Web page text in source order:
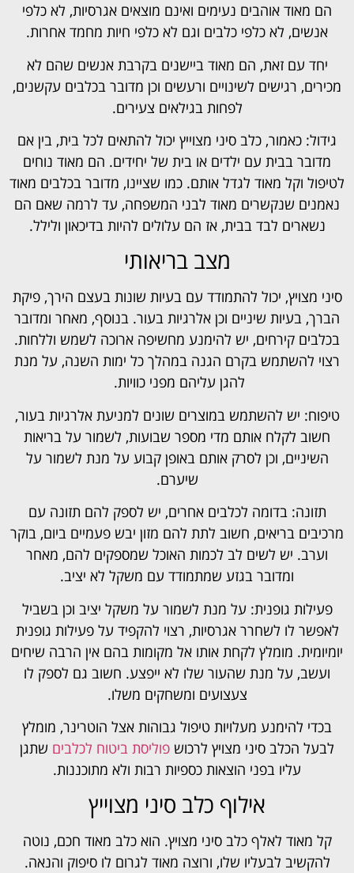
הם מאוד אוהבים נעימים ואינם מוצאים אגרסיות, לא כלפי
אנשים, לא כלפי כלבים וגם לא כלפי חיות מחמד אחרות.
יחד עם זאת, הם מאוד ביישנים בקרבת אנשים שהם לא
מכירים, רגישים לשינויים ורעשים וכן מדובר בכלבים עקשנים,
לפחות בגילאים צעירים.
גידול: כאמור, כלב סיני מצוייץ יכול להתאים לכל בית, בין אם
מדובר בבית עם ילדים או בית של יחידים. הם מאוד נוחים
לטיפול וקל מאוד לגדל אותם. כמו שציינו, מדובר בכלבים מאוד
נאמנים שנקשרים מאוד לבני המשפחה, עד לרמה שאם הם
נשארים לבד בבית, אז הם עלולים להיות בדיכאון ולילל.
מצב בריאותי
סיני מצויץ, יכול להתמודד עם בעיות שונות בעצם הירך, פיקת
הברך, בעיות שיניים וכן אלרגיות בעור. בנוסף, מאחר ומדובר
בכלבים קירחים, יש להימנע מחשיפה ארוכה לשמש וללחות.
רצוי להשתמש בקרם הגנה במהלך כל ימות השנה, על מנת
להגן עליהם מפני כוויות.
טיפוח: יש להשתמש במוצרים שונים למניעת אלרגיות בעור,
חשוב לקלח אותם מדי מספר שבועות, לשמור על בריאות
השיניים, וכן לסרק אותם באופן קבוע על מנת לשמור על
שיערם.
תזונה: בדומה לכלבים אחרים, יש לספק להם תזונה עם
מרכיבים בריאים, חשוב לתת להם מזון יבש פעמיים ביום, בוקר
וערב. יש לשים לב לכמות האוכל שמספקים להם, מאחר
ומדובר בגזע שמתמודד עם משקל לא יציב.
פעילות גופנית: על מנת לשמור על משקל יציב וכן בשביל
לאפשר לו לשחרר אגרסיות, רצוי להקפיד על פעילות גופנית
יומיומית. מומלץ לקחת אותו אל מקומות בהם אין הרבה שיחים
ועשב, על מנת שהעור שלו לא ייפצע. חשוב גם לספק לו
צעצועים ומשחקים משלו.
בכדי להימנע מעלויות טיפול גבוהות אצל הוטרינר, מומלץ
לבעל הכלב סיני מצויץ לרכוש פוליסת ביטוח לכלבים שתגן
עליו בפני הוצאות כספיות רבות ולא מתוכננות.
אילוף כלב סיני מצוייץ
קל מאוד לאלף כלב סיני מצויץ. הוא כלב מאוד חכם, נוטה
להקשיב לבעליו שלו, ורוצה מאוד לגרום לו סיפוק והנאה.